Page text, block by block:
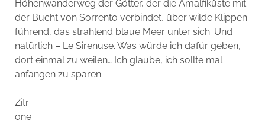
Höhenwanderweg der Götter, der die Amalfiküste mit
der Bucht von Sorrento verbindet, über wilde Klippen
führend, das strahlend blaue Meer unter sich. Und
natürlich – Le Sirenuse. Was würde ich dafür geben,
dort einmal zu weilen… Ich glaube, ich sollte mal
anfangen zu sparen.
Zitr
one